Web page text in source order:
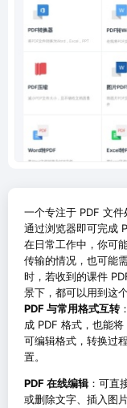
一个专注于 PDF 文件
通过浏览器即可完成
在日常工作中，你可
传输的情况，也可能
时，若收到的课件
景下，都可以用到这
PDF 与常用格式互转
成 PDF 格式，也能
可编辑格式，转换过
置。
PDF 在线编辑 ：可直
或删除文字、插入图